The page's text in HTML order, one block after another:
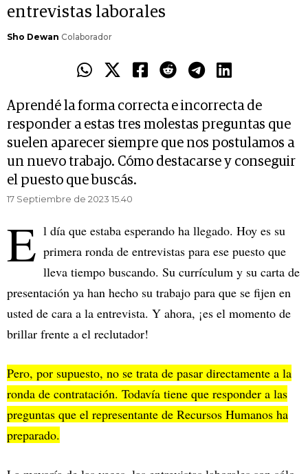
entrevistas laborales
Sho Dewan Colaborador
Aprendé la forma correcta e incorrecta de
responder a estas tres molestas preguntas que
suelen aparecer siempre que nos postulamos a
un nuevo trabajo. Cómo destacarse y conseguir
el puesto que buscás.
17 Septiembre de 2023 15.40
E l día que estaba esperando ha llegado. Hoy es su
primera ronda de entrevistas para ese puesto que
lleva tiempo buscando. Su currículum y su carta de
presentación ya han hecho su trabajo para que se fijen en
usted de cara a la entrevista. Y ahora, ¡es el momento de
brillar frente a el reclutador!
Pero, por supuesto, no se trata de pasar directamente a la
ronda de contratación. Todavía tiene que responder a las
preguntas que el representante de Recursos Humanos ha
preparado.